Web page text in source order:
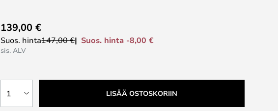
139,00 €
Suos. hinta147,00 € Suos. hinta -8,00 €
sis. ALV
1 LISÄÄ OSTOSKORIIN